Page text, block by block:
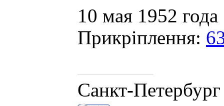
10 мая 1952 года
Прикріплення:
Санкт-Петербург